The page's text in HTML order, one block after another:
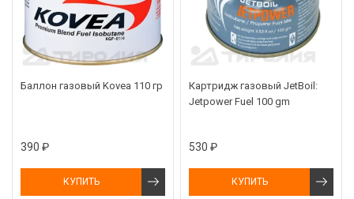
Баллон газовый Kovea 110 гр
390 ₽
КУПИТЬ
Картридж газовый JetBoil:
Jetpower Fuel 100 gm
530 ₽
КУПИТЬ